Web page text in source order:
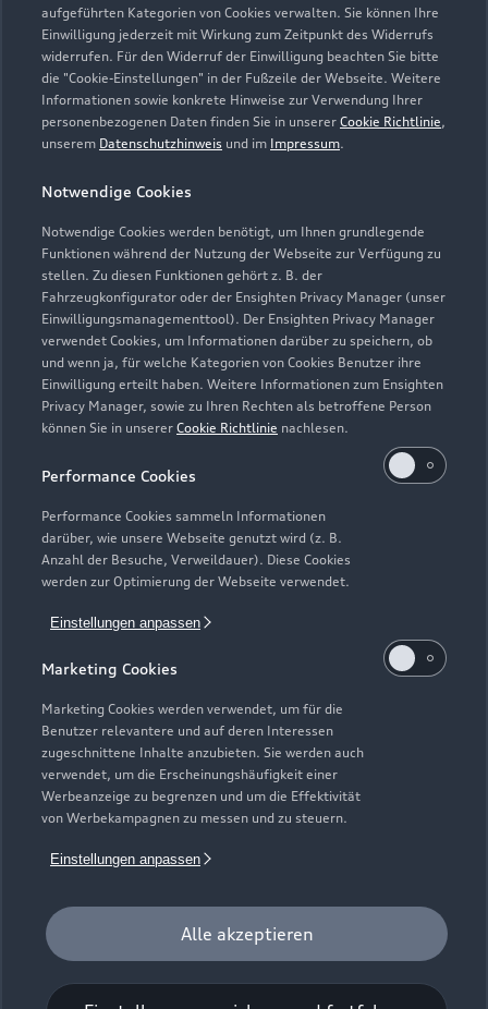
aufgeführten Kategorien von Cookies verwalten. Sie können Ihre
Einwilligung jederzeit mit Wirkung zum Zeitpunkt des Widerrufs
widerrufen. Für den Widerruf der Einwilligung beachten Sie bitte
die "Cookie-Einstellungen" in der Fußzeile der Webseite. Weitere
Informationen sowie konkrete Hinweise zur Verwendung Ihrer
personenbezogenen Daten finden Sie in unserer Cookie Richtlinie,
unserem Datenschutzhinweis und im Impressum.
Notwendige Cookies
Notwendige Cookies werden benötigt, um Ihnen grundlegende
Funktionen während der Nutzung der Webseite zur Verfügung zu
stellen. Zu diesen Funktionen gehört z. B. der
Fahrzeugkonfigurator oder der Ensighten Privacy Manager (unser
Einwilligungsmanagementtool). Der Ensighten Privacy Manager
verwendet Cookies, um Informationen darüber zu speichern, ob
und wenn ja, für welche Kategorien von Cookies Benutzer ihre
Einwilligung erteilt haben. Weitere Informationen zum Ensighten
Privacy Manager, sowie zu Ihren Rechten als betroffene Person
können Sie in unserer Cookie Richtlinie nachlesen.
Performance Cookies
Performance Cookies sammeln Informationen
darüber, wie unsere Webseite genutzt wird (z. B.
Anzahl der Besuche, Verweildauer). Diese Cookies
werden zur Optimierung der Webseite verwendet.
Einstellungen anpassen
Marketing Cookies
Marketing Cookies werden verwendet, um für die
Benutzer relevantere und auf deren Interessen
zugeschnittene Inhalte anzubieten. Sie werden auch
verwendet, um die Erscheinungshäufigkeit einer
Werbeanzeige zu begrenzen und um die Effektivität
von Werbekampagnen zu messen und zu steuern.
Einstellungen anpassen
Alle akzeptieren
Zur Reparatur
Zurück nach oben
Modelle
Elektromodelle
Plug-in-Hybride
Neuwagensuche
Gebrauchtwagensuche
Geschäftskunden
Service & Zubehör
Saisonale Angebote
Audi Services
Garantie
Audi digital services
myAudi
Support
Audi Code
Häufige Fragen (FAQ)
Audi Online Beratung
Online-Terminvereinbarung
Servicekontakt
Bordbuch & Bedienungsanleitungen
Verträge kündigen
Über Audi
Unternehmen
Karriere
Investor Relations
Audi erleben
© 2026 AUDI AG. Alle Rechte vorbehalten
Impressum Rechtliches
Cookie-Richtlinie
Digital Services Act
EU Data Act